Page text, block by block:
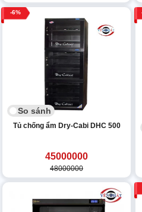
6
So sánh
Tủ chống ẩm Dry-Cabi DHC 500
45000000
48000000